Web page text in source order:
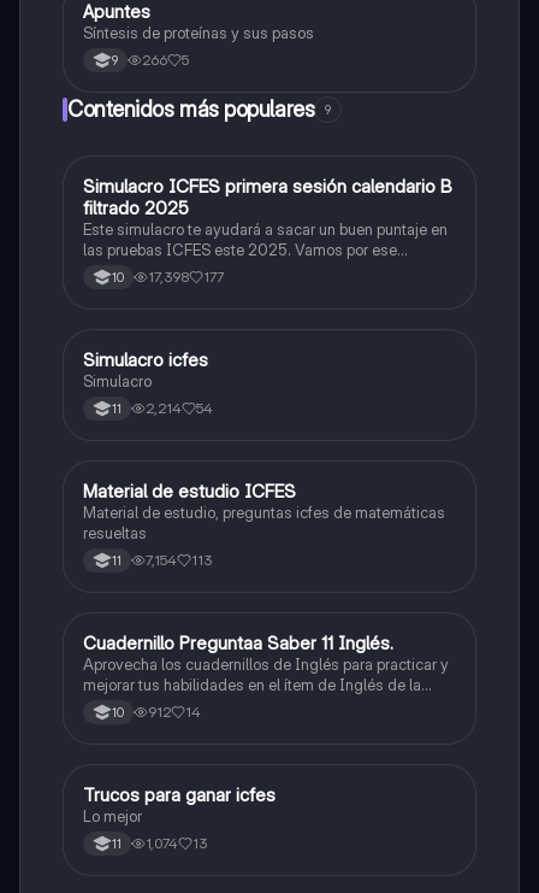
Biologia
Apuntes
Síntesis de proteínas y sus pasos
9 266 5
Contenidos más populares 9
ICFES: Matemáticas
Simulacro ICFES primera sesión calendario B
filtrado 2025
Este simulacro te ayudará a sacar un buen puntaje en
las pruebas ICFES este 2025. Vamos por ese
500/500. Y poder ser admitido en la universidad que
quieras, estudiar la carrera que quieres y no la que te
10 17,398 177
ICFES: Lectura Crítica
Simulacro icfes
Simulacro
11 2,214 54
ICFES: Matemáticas
Material de estudio ICFES
Material de estudio, preguntas icfes de matemáticas
resueltas
11 7,154 113
ICFES: Inglés
Cuadernillo Preguntaa Saber 11 Inglés.
Aprovecha los cuadernillos de Inglés para practicar y
mejorar tus habilidades en el ítem de Inglés de la
Prueba Saber 11. 🫡
10 912 14
Química
Trucos para ganar icfes
Lo mejor
11 1,074 13